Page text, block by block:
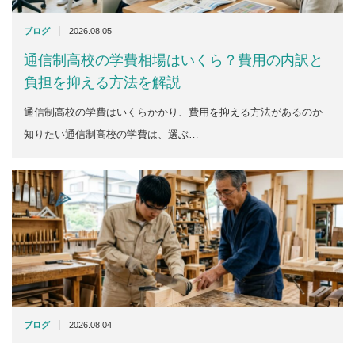
ブログ | 2026.08.05
通信制高校の学費相場はいくら？費用の内訳と
負担を抑える方法を解説
通信制高校の学費はいくらかかり、費用を抑える方法があるのか
知りたい通信制高校の学費は、選ぶ…
ブログ | 2026.08.04